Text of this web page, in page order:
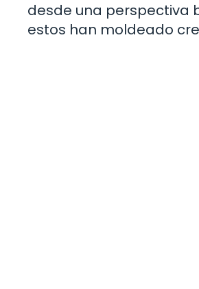
desde una perspectiva
estos han moldeado